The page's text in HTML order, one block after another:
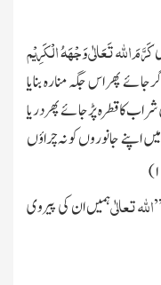
کَرَّمَ اللہ تَعَالٰی وَجْہَہُ الْکَرِیْم
پھر اس جگہ منارہ بنایا
کا قطرہ پڑ جائے پھر دریا
اپنے جانوروں کو نہ چراؤں
اللہ تعالٰیہمیں ان کی پیروی